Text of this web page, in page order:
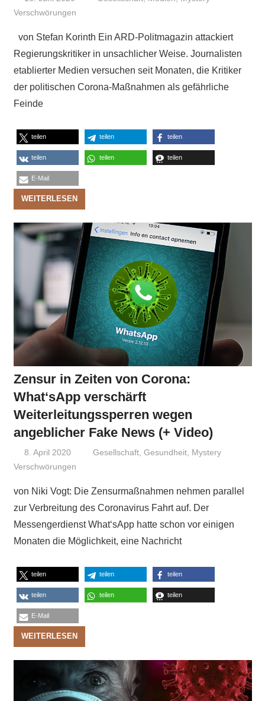
Verschwörungen
von Stefan Korinth Ein ARD-Politmagazin attackiert
Regierungskritiker in unsachlicher Weise. Journalisten
etablierter Medien versuchen seit Monaten, die Kritiker
der politischen Corona-Maßnahmen als gefährliche
Feinde
teilen teilen teilen
teilen teilen teilen
E-Mail
WEITERLESEN
Zensur in Zeiten von Corona:
What‘sApp verschärft
Weiterleitungssperren wegen
angeblicher Fake News (+ Video)
8. April 2020 Niki Vogt
Gesellschaft ,Gesundheit Mystery
Verschwörungen
von Niki Vogt: Die Zensurmaßnahmen nehmen parallel
zur Verbreitung des Coronavirus Fahrt auf. Der
Messengerdienst What‘sApp hatte schon vor einigen
Monaten die Möglichkeit, eine Nachricht
teilen teilen teilen
teilen teilen teilen
E-Mail
WEITERLESEN